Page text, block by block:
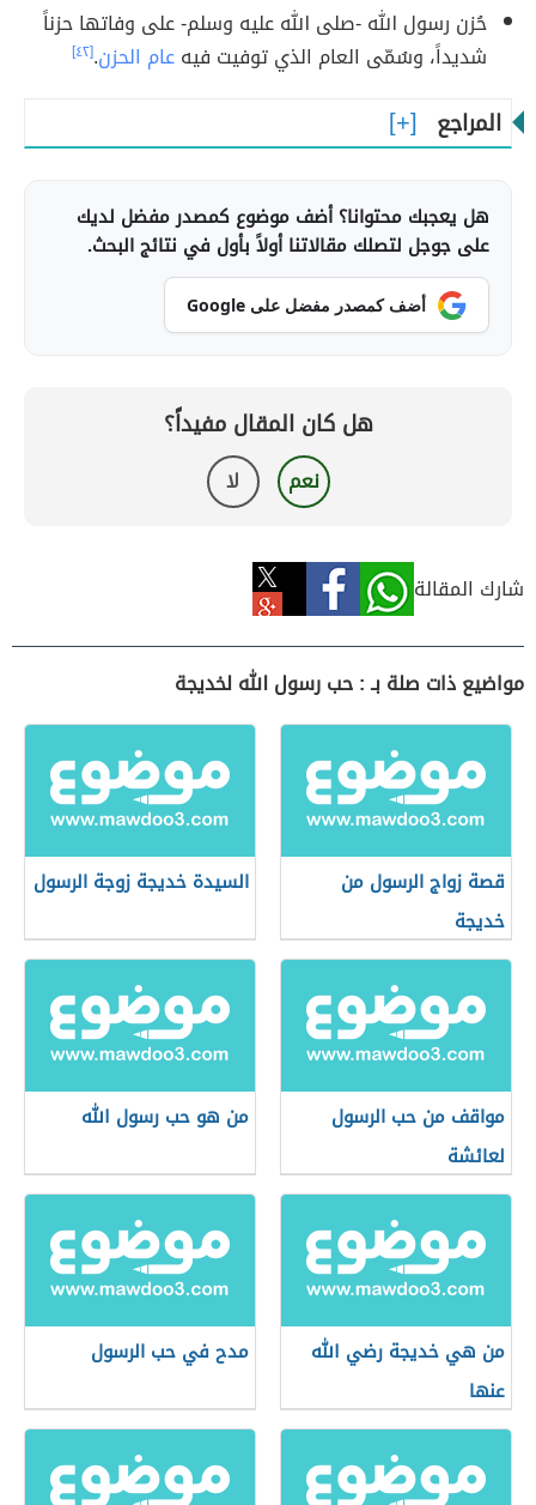
حُزن رسول الله -صلى الله عليه وسلم- على وفاتها حزناً
شديداً، وسُمّى العام الذي توفيت فيهعام الحزن.[٤٢]
المراجع
هل يعجبك محتوانا؟ أضف موضوع كمصدر مفضل لديك
على جوجل لتصلك مقالاتنا أولاً بأول في نتائج البحث.
أضف كمصدر مفضل على Google
هل كان المقال مفيداً؟
نعم لا
شارك المقالة
مواضيع ذات صلة بـ : حب رسول الله لخديجة
قصة زواج الرسول من
خديجة
السيدة خديجة زوجة الرسول
مواقف من حب الرسول
لعائشة
من هو حب رسول الله
من هي خديجة رضي الله
عنها
مدح في حب الرسول